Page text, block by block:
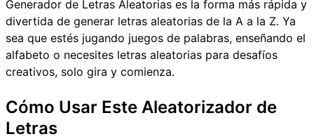
Generador de Letras Aleatorias es la forma más rápida y
divertida de generar letras aleatorias de la A a la Z. Ya
sea que estés jugando juegos de palabras, enseñando el
alfabeto o necesites letras aleatorias para desafíos
creativos, solo gira y comienza.
Cómo Usar Este Aleatorizador de
Letras